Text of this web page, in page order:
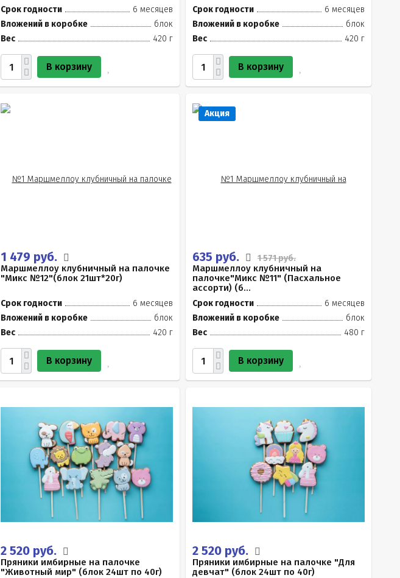
Срок годности
6 месяцев
Вложений в коробке
блок
Вес
420 г
В корзину
Срок годности
6 месяцев
Вложений в коробке
блок
Вес
420 г
В корзину
1 479 руб.
Маршмеллоу клубничный на палочке
"Микс №12"(блок 21шт*20г)
Срок годности
6 месяцев
Вложений в коробке
блок
Вес
420 г
В корзину
Акция
635 руб. 1 571 руб.
Маршмеллоу клубничный на
палочке"Микс №11" (Пасхальное
ассорти) (б...
Срок годности
6 месяцев
Вложений в коробке
блок
Вес
480 г
В корзину
2 520 руб.
Пряники имбирные на палочке
"Животный мир" (блок 24шт по 40г)
2 520 руб.
Пряники имбирные на палочке "Для
девчат" (блок 24шт по 40г)